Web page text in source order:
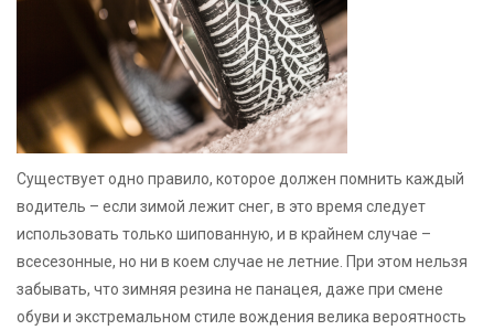
Существует одно правило, которое должен помнить каждый
водитель – если зимой лежит снег, в это время следует
использовать только шипованную, и в крайнем случае –
всесезонные, но ни в коем случае не летние. При этом нельзя
забывать, что зимняя резина не панацея, даже при смене
обуви и экстремальном стиле вождения велика вероятность